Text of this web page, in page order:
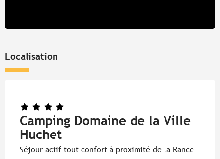
Localisation
Camping Domaine de la Ville
Huchet
Séjour actif tout confort à proximité de la Rance